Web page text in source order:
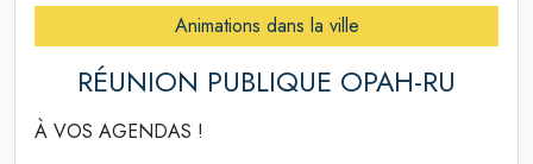
Animations dans la ville
RÉUNION PUBLIQUE OPAH-RU
À VOS AGENDAS !